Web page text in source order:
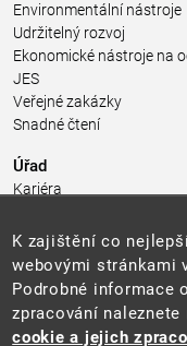
Environmentální nástroje
Udržitelný rozvoj
Ekonomické nástroje na
JES
Veřejné zakázky
Snadné čtení
Úřad
Kariéra
Pro média a veřejnost
Povinně zveřejňované
Kontakty
Přistupnost budovy úřadu
K zajištění co
webovými stránkami
Podrobné informace
zpracování naleznete
cookie a jejich